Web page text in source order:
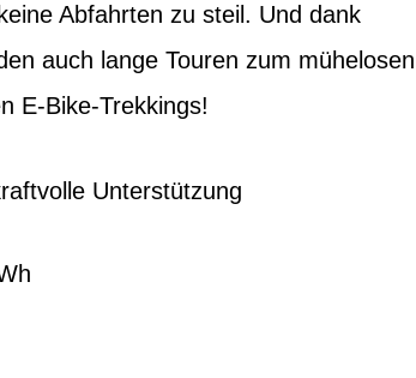
Abfahrten zu steil. Und dank
auch lange Touren zum mühelosen
E-Bike-Trekkings!
Unterstützung